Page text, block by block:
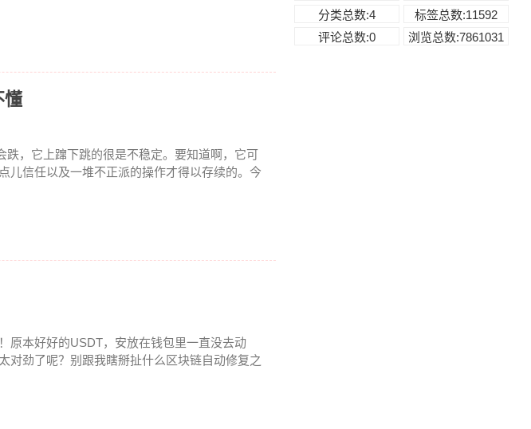
懂
跌，它上蹿下跳的很是不稳定。要知道啊，它可
儿信任以及一堆不正派的操作才得以存续的。今
原本好好的USDT，安放在钱包里一直没去动
对劲了呢？别跟我瞎掰扯什么区块链自动修复之
分类总数:4
标签总数:11592
评论总数:0
浏览总数:7861031